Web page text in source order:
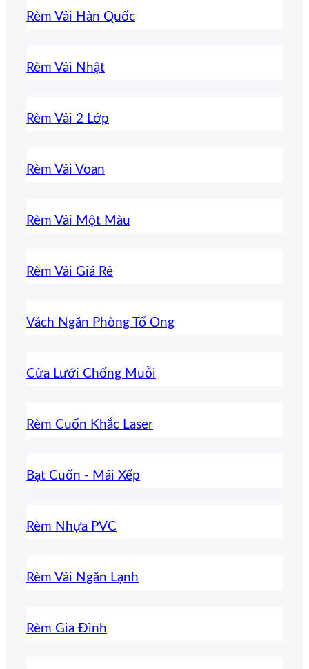
Rèm Vải Hàn Quốc
Rèm Vải Nhật
Rèm Vải 2 Lớp
Rèm Vải Voan
Rèm Vải Một Màu
Rèm Vải Giá Rẻ
Vách Ngăn Phòng Tổ Ong
Cửa Lưới Chống Muỗi
Rèm Cuốn Khắc Laser
Bạt Cuốn - Mái Xếp
Rèm Nhựa PVC
Rèm Vải Ngăn Lạnh
Rèm Gia Đình